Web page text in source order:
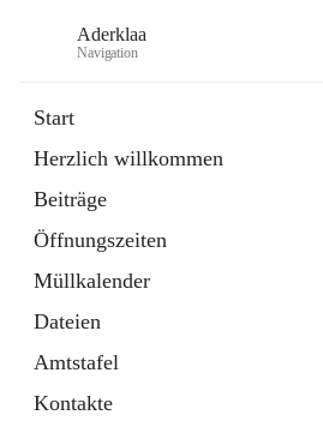
Aderklaa
Navigation
Start
Herzlich willkommen
Beiträge
Öffnungszeiten
Müllkalender
Dateien
Amtstafel
Kontakte
6 Schnellzugriffe
Gemeinde
3 Schnellzugriffe